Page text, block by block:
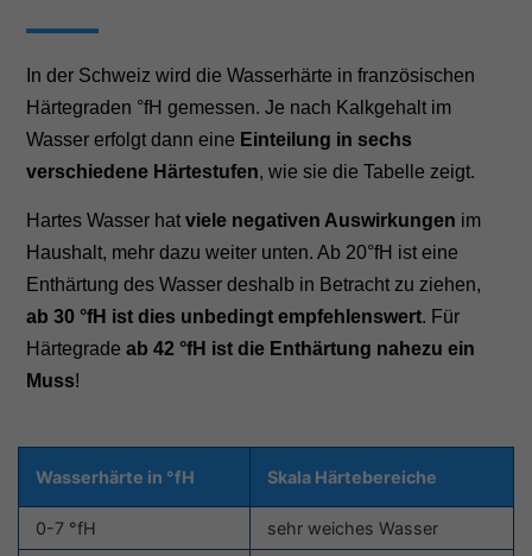
Wasserhärte in °fH Skala Härtebereiche
0-7 °fH sehr weiches Wasser
In der Schweiz wird die Wasserhärte in französischen
Härtegraden °fH gemessen. Je nach Kalkgehalt im
Wasser erfolgt dann eine Einteilung in sechs
verschiedene Härtestufen, wie sie die Tabelle zeigt.
Hartes Wasser hatviele negativen Auswirkungen im
Haushalt, mehr dazu weiter unten. Ab 20°fH ist eine
Enthärtung des Wasser deshalb in Betracht zu ziehen,
ab 30 °fH ist dies unbedingt empfehlenswert. Für
Härtegradeab 42 °fH ist die Enthärtung nahezu ein
Muss!